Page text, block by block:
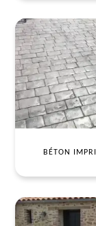
BÉTON